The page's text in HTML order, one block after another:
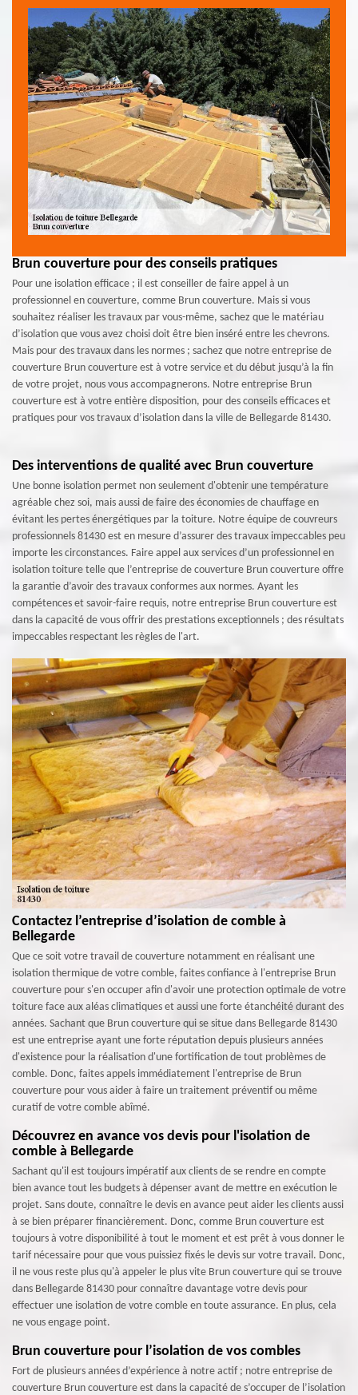
Brun couverture pour des conseils pratiques
Pour une isolation efficace ; il est conseiller de faire appel à un
professionnel en couverture, comme Brun couverture. Mais si vous
souhaitez réaliser les travaux par vous-même, sachez que le matériau
d’isolation que vous avez choisi doit être bien inséré entre les chevrons.
Mais pour des travaux dans les normes ; sachez que notre entreprise de
couverture Brun couverture est à votre service et du début jusqu’à la fin
de votre projet, nous vous accompagnerons. Notre entreprise Brun
couverture est à votre entière disposition, pour des conseils efficaces et
pratiques pour vos travaux d’isolation dans la ville de Bellegarde 81430.
Des interventions de qualité avec Brun couverture
Une bonne isolation permet non seulement d'obtenir une température
agréable chez soi, mais aussi de faire des économies de chauffage en
évitant les pertes énergétiques par la toiture. Notre équipe de couvreurs
professionnels 81430 est en mesure d’assurer des travaux impeccables peu
importe les circonstances. Faire appel aux services d’un professionnel en
isolation toiture telle que l’entreprise de couverture Brun couverture offre
la garantie d’avoir des travaux conformes aux normes. Ayant les
compétences et savoir-faire requis, notre entreprise Brun couverture est
dans la capacité de vous offrir des prestations exceptionnels ; des résultats
impeccables respectant les règles de l'art.
Contactez l’entreprise d’isolation de comble à
Bellegarde
Que ce soit votre travail de couverture notamment en réalisant une
isolation thermique de votre comble, faites confiance à l'entreprise Brun
couverture pour s'en occuper afin d'avoir une protection optimale de votre
toiture face aux aléas climatiques et aussi une forte étanchéité durant des
années. Sachant que Brun couverture qui se situe dans Bellegarde 81430
est une entreprise ayant une forte réputation depuis plusieurs années
d'existence pour la réalisation d'une fortification de tout problèmes de
comble. Donc, faites appels immédiatement l'entreprise de Brun
couverture pour vous aider à faire un traitement préventif ou même
curatif de votre comble abîmé.
Découvrez en avance vos devis pour l'isolation de
comble à Bellegarde
Sachant qu'il est toujours impératif aux clients de se rendre en compte
bien avance tout les budgets à dépenser avant de mettre en exécution le
projet. Sans doute, connaître le devis en avance peut aider les clients aussi
à se bien préparer financièrement. Donc, comme Brun couverture est
toujours à votre disponibilité à tout le moment et est prêt à vous donner le
tarif nécessaire pour que vous puissiez fixés le devis sur votre travail. Donc,
il ne vous reste plus qu'à appeler le plus vite Brun couverture qui se trouve
dans Bellegarde 81430 pour connaître davantage votre devis pour
effectuer une isolation de votre comble en toute assurance. En plus, cela
ne vous engage point.
Brun couverture pour l’isolation de vos combles
Fort de plusieurs années d’expérience à notre actif ; notre entreprise de
couverture Brun couverture est dans la capacité de s’occuper de l’isolation